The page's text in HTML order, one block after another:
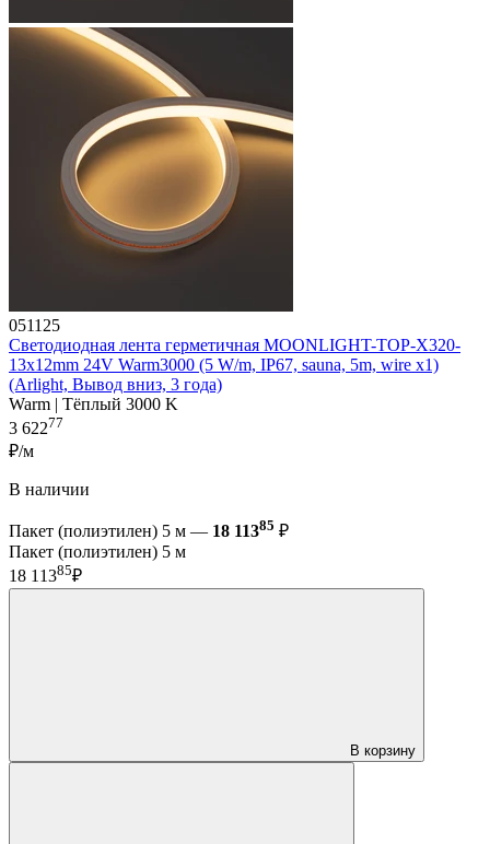
051125
Светодиодная лента герметичная MOONLIGHT-TOP-X320-
13x12mm 24V Warm3000 (5 W/m, IP67, sauna, 5m, wire x1)
(Arlight, Вывод вниз, 3 года)
Warm | Тёплый 3000 K
3 62277
₽/м
В наличии
Пакет (полиэтилен) 5 м — 18 11385 ₽
Пакет (полиэтилен) 5 м
18 11385₽
В корзину